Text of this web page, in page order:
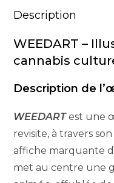
Description
WEEDART –
cannabis
Description de
WEEDARTest une
revisite, à travers
affiche marquante
met au centre une